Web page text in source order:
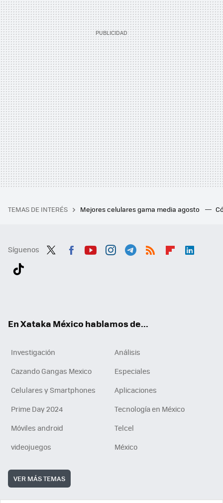
TEMAS DE INTERÉS Mejores celulares gama media agosto
Síguenos
En Xataka México hablamos de...
Investigación
Análisis
Cazando Gangas Mexico
Especiales
Celulares y Smartphones
Aplicaciones
Prime Day 2024
Tecnología en México
Móviles android
Telcel
videojuegos
México
VER MÁS TEMAS